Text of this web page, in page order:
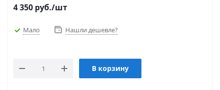
4 350 руб./шт
Мало Нашли дешевле?
В корзину